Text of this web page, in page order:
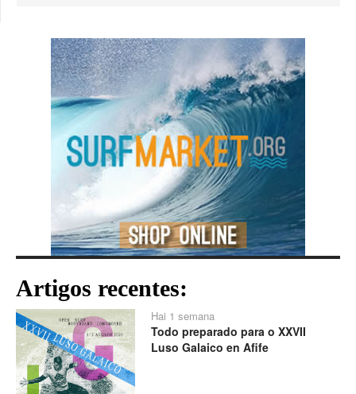
Artigos recentes:
Hai 1 semana
Todo preparado para o XXVII
Luso Galaico en Afife